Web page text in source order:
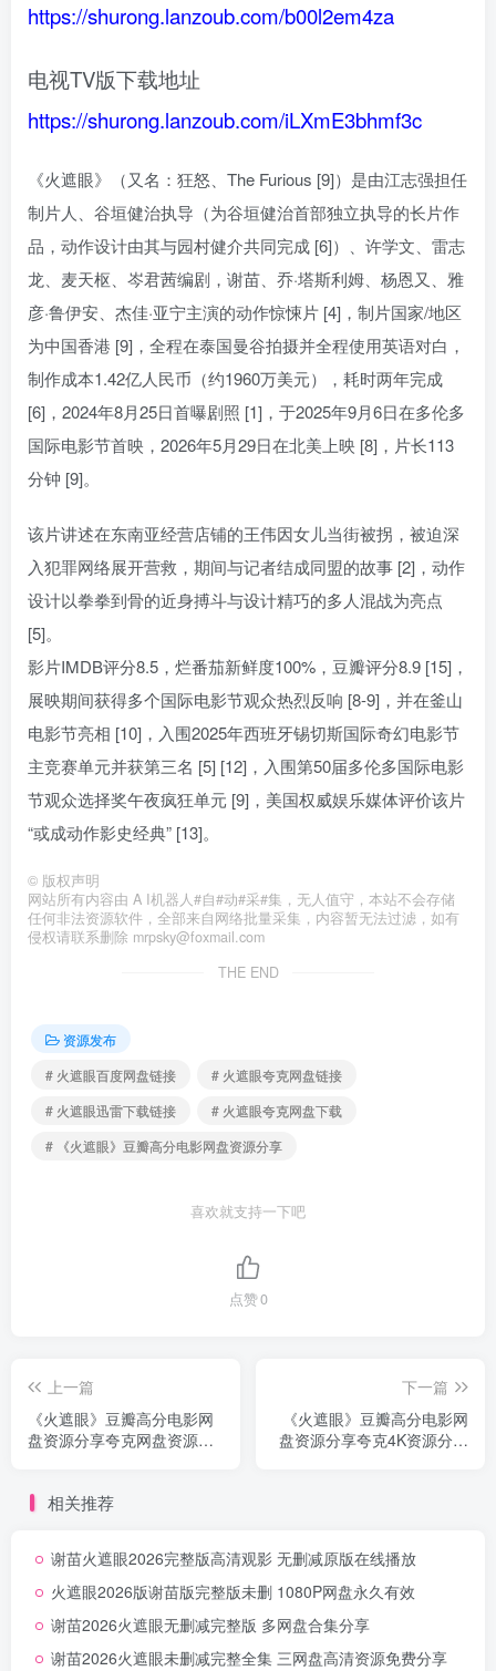
https://shurong.lanzoub.com/b00l2em4za
电视TV版下载地址
https://shurong.lanzoub.com/iLXmE3bhmf3c
《火遮眼》（又名：狂怒、The Furious [9]）是由江志强担任
制片人、谷垣健治执导（为谷垣健治首部独立执导的长片作
品，动作设计由其与园村健介共同完成 [6]）、许学文、雷志
龙、麦天枢、岑君茜编剧，谢苗、乔·塔斯利姆、杨恩又、雅
彦·鲁伊安、杰佳·亚宁主演的动作惊悚片 [4]，制片国家/地区
为中国香港 [9]，全程在泰国曼谷拍摄并全程使用英语对白，
制作成本1.42亿人民币（约1960万美元），耗时两年完成
[6]，2024年8月25日首曝剧照 [1]，于2025年9月6日在多伦多
国际电影节首映，2026年5月29日在北美上映 [8]，片长113
分钟 [9]。
该片讲述在东南亚经营店铺的王伟因女儿当街被拐，被迫深
入犯罪网络展开营救，期间与记者结成同盟的故事 [2]，动作
设计以拳拳到骨的近身搏斗与设计精巧的多人混战为亮点
[5]。
影片IMDB评分8.5，烂番茄新鲜度100%，豆瓣评分8.9 [15]，
展映期间获得多个国际电影节观众热烈反响 [8-9]，并在釜山
电影节亮相 [10]，入围2025年西班牙锡切斯国际奇幻电影节
主竞赛单元并获第三名 [5] [12]，入围第50届多伦多国际电影
节观众选择奖午夜疯狂单元 [9]，美国权威娱乐媒体评价该片
“或成动作影史经典” [13]。
© 版权声明
网站所有内容由 A I机器人#自#动#采#集，无人值守，本站不会存储
任何非法资源软件，全部来自网络批量采集，内容暂无法过滤，如有
侵权请联系删除 mrpsky@foxmail.com
THE END
资源发布
# 火遮眼百度网盘链接
# 火遮眼夸克网盘链接
# 火遮眼迅雷下载链接
# 火遮眼夸克网盘下载
# 《火遮眼》豆瓣高分电影网盘资源分享
喜欢就支持一下吧
点赞0
上一篇
《火遮眼》豆瓣高分电影网
盘资源分享夸克网盘资源下
下一篇
《火遮眼》豆瓣高分电影网
盘资源分享夸克4K资源分享
相关推荐
谢苗火遮眼2026完整版高清观影 无删减原版在线播放
火遮眼2026版谢苗版完整版未删 1080P网盘永久有效
谢苗2026火遮眼无删减完整版 多网盘合集分享
谢苗2026火遮眼未删减完整全集 三网盘高清资源免费分享